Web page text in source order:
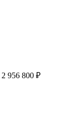
2 956 800 ₽